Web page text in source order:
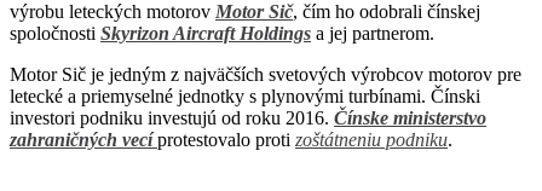
výrobu leteckých motorov Motor Sič, čím ho odobrali čínskej
spoločnosti Skyrizon Aircraft Holdings a jej partnerom.
Motor Sič je jedným z najväčších svetových výrobcov motorov pre
letecké a priemyselné jednotky s plynovými turbínami. Čínski
investori podniku investujú od roku 2016. Čínske ministerstvo
zahraničných vecí protestovalo proti zoštátneniu podniku.